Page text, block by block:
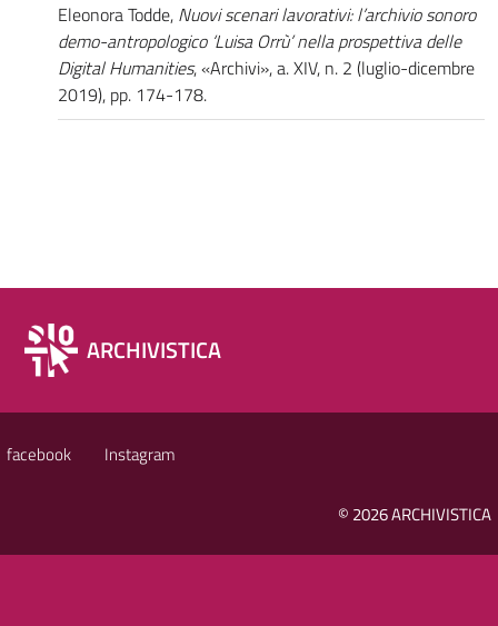
Eleonora Todde, Nuovi scenari lavorativi: l’archivio sonoro
demo-antropologico ‘Luisa Orrù’ nella prospettiva delle
Digital Humanities, «Archivi», a. XIV, n. 2 (luglio-dicembre
2019), pp. 174-178.
ARCHIVISTICA
facebook Instagram
© 2026 ARCHIVISTICA